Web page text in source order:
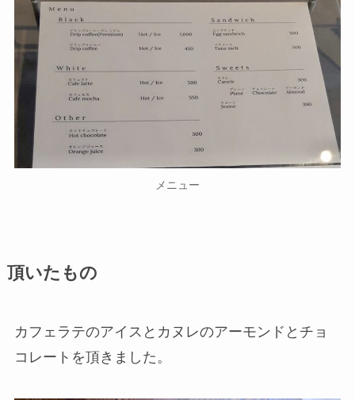
メニュー
頂いたもの
カフェラテのアイスとカヌレのアーモンドとチョ
コレートを頂きました。